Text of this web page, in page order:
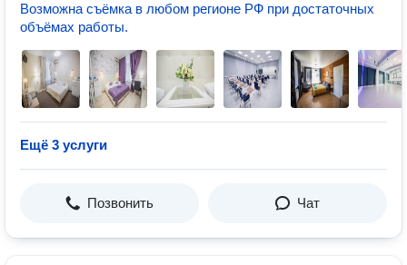
Возможна съёмка в любом регионе РФ при достаточных
объёмах работы.
Ещё 3 услуги
Позвонить Чат